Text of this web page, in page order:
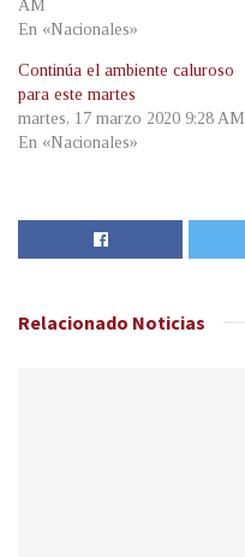
AM
En «Nacionales»
Continúa el ambiente caluroso
para este martes
martes, 17 marzo 2020 9:28 AM
En «Nacionales»
Relacionado Noticias